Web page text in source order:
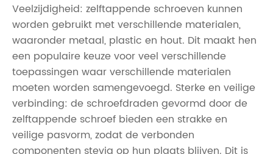
Veelzijdigheid: zelftappende schroeven kunnen
worden gebruikt met verschillende materialen,
waaronder metaal, plastic en hout. Dit maakt hen
een populaire keuze voor veel verschillende
toepassingen waar verschillende materialen
moeten worden samengevoegd. Sterke en veilige
verbinding: de schroefdraden gevormd door de
zelftappende schroef bieden een strakke en
veilige pasvorm, zodat de verbonden
componenten stevig op hun plaats blijven. Dit is